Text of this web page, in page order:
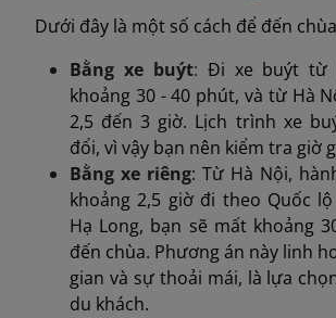
Dưới đây là một số cách để đến
Bằng xe buýt: Đi xe buýt từ
khoảng 30 - 40 phút, và từ Hà
2,5 đến 3 giờ. Lịch trình xe
đổi, vì vậy bạn nên kiểm tra giờ
Bằng xe riêng: Từ Hà Nội,
khoảng 2,5 giờ đi theo Quốc
Hạ Long, bạn sẽ mất khoảng
đến chùa. Phương án này linh
gian và sự thoải mái, là lựa
du khách.